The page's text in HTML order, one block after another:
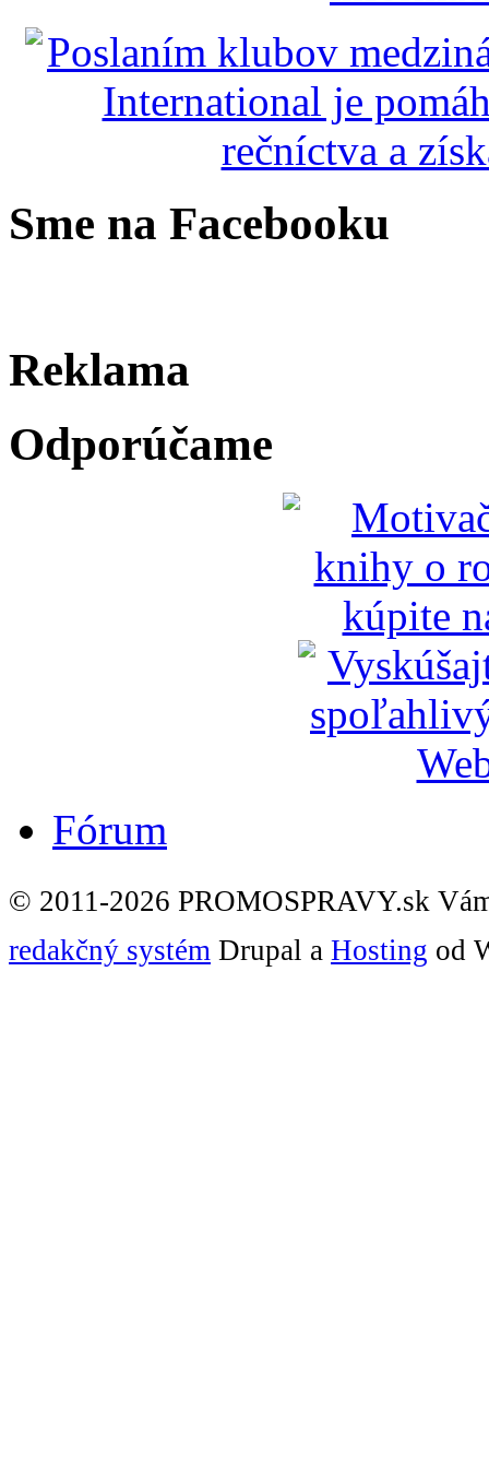
Sme na Facebooku
Reklama
Odporúčame
Fórum
© 2011-2026 PROMOSPRAVY.sk
redakčný systém Drupal a Hosting od